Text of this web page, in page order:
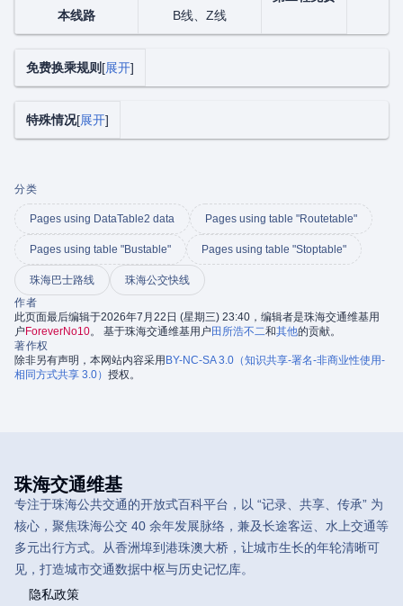
本线路
B线、Z线
展开
免费换乘规则
展开
特殊情况
分类
Pages using DataTable2 data Pages using table "Routetable"
Pages using table "Bustable" Pages using table "Stoptable"
珠海巴士路线
珠海公交快线
作者
此页面最后编辑于2026年7月22日 (星期三) 23:40，编辑者是珠海交通维基用
户 ForeverNo10。 基于珠海交通维基用户 田所浩不二和其他的贡献。
著作权
除非另有声明，本网站内容采用 BY-NC-SA 3.0（知识共享-署名-非商业性使用-
相同方式共享 3.0） 授权。
珠海交通维基
专注于珠海公共交通的开放式百科平台，以 “记录、共享、传承” 为
核心，聚焦珠海公交 40 余年发展脉络，兼及长途客运、水上交通等
多元出行方式。从香洲埠到港珠澳大桥，让城市生长的年轮清晰可
见，打造城市交通数据中枢与历史记忆库。
隐私政策